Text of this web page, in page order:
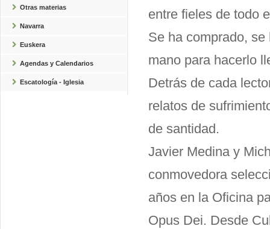
Otras materias
Navarra
Euskera
Agendas y Calendarios
Escatología - Iglesia
entre fieles de todo
Se ha comprado,
mano para hacerlo
Detrás de cada
relatos de
de santidad.
Javier Medina y
conmovedora
años en la Oficina
Opus Dei. Desde